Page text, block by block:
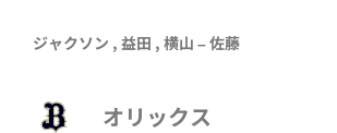
ジャクソン , 益田 , 横山 –佐藤
オリックス